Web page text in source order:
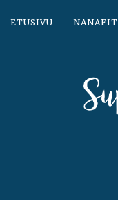
ETUSIVU NANAFIT